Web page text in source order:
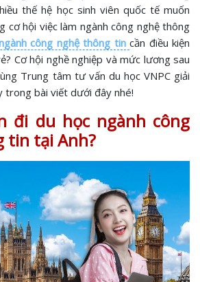
thế hệ học sinh viên quốc tế muốn
cơ hội việc làm ngành công nghệ thông
công nghệ thông tin cần điều kiện
Cơ hội nghề nghiệp và mức lương sau
Trung tâm tư vấn du học VNPC giải
trong bài viết dưới đây nhé!
đi du học ngành công
tin tại Anh?